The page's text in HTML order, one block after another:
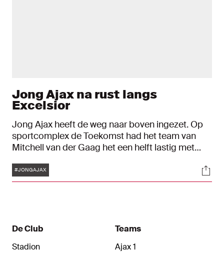
Jong Ajax na rust langs
Excelsior
Jong Ajax heeft de weg naar boven ingezet. Op
sportcomplex de Toekomst had het team van
Mitchell van der Gaag het een helft lastig met
zich toe. Dankzij doelpunten van Brian Brobbey,
Lassina Traoré en Kenneth Taylor werd het 3-0.
Tags
#JONGAJAX
De Club
Stadion
Teams
Ajax 1